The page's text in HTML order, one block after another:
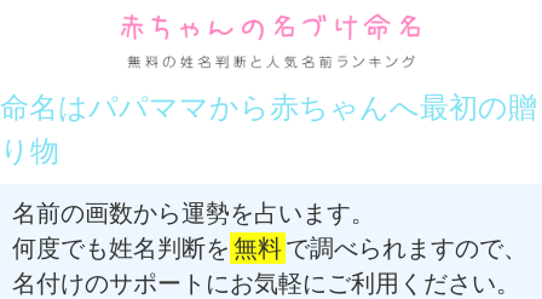
命名はパパママから赤ちゃんへ最初の贈
り物
名前の画数から運勢を占います。
何度でも姓名判断を 無料で調べられますので、
名付けのサポートにお気軽にご利用ください。